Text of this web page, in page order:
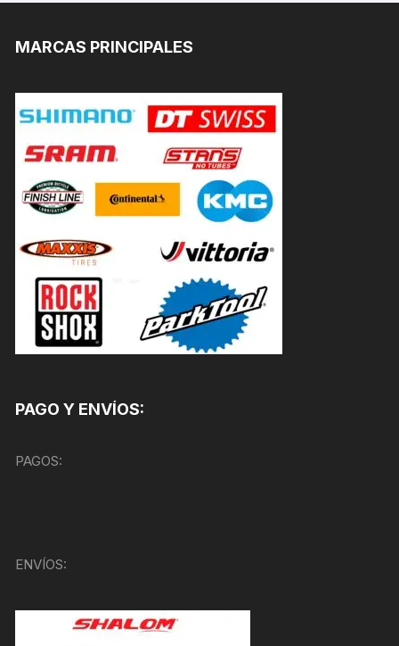
MARCAS PRINCIPALES
PAGO Y ENVÍOS:
PAGOS:
ENVÍOS: